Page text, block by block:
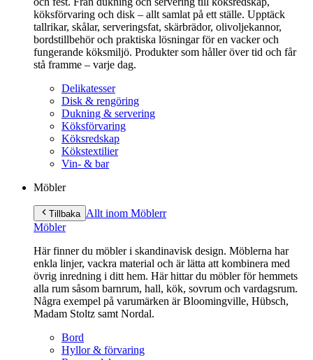
köksförvaring och disk – allt samlat på ett ställe. Upptäck
tallrikar, skålar, serveringsfat, skärbrädor, olivoljekannor,
bordstillbehör och praktiska lösningar för en vacker och
fungerande köksmiljö. Produkter som håller över tid och får
stå framme – varje dag.
Delikatesser
Disk & rengöring
Dukning & servering
Köksförvaring
Köksredskap
Kökstextilier
Vin- & bar
Möbler
Tillbaka Allt inom Möblerr
Möbler
Här finner du möbler i skandinavisk design. Möblerna har
enkla linjer, vackra material och är lätta att kombinera med
övrig inredning i ditt hem. Här hittar du möbler för hemmets
alla rum såsom barnrum, hall, kök, sovrum och vardagsrum.
Några exempel på varumärken är Bloomingville, Hübsch,
Madam Stoltz samt Nordal.
Bord
Hyllor & förvaring